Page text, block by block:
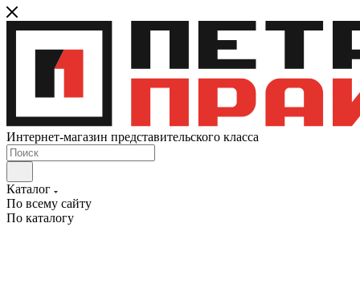
Интернет-магазин представительского класса
Каталог
По всему сайту
По каталогу